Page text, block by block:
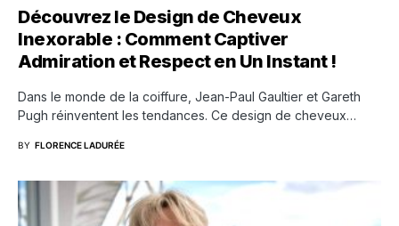
Découvrez le Design de Cheveux
Inexorable : Comment Captiver
Admiration et Respect en Un Instant !
Dans le monde de la coiffure, Jean-Paul Gaultier et Gareth
Pugh réinventent les tendances. Ce design de cheveux…
BY FLORENCE LADURÉE